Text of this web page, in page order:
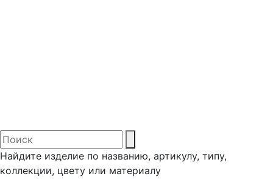
Найдите изделие по названию, артикулу, типу,
коллекции, цвету или материалу